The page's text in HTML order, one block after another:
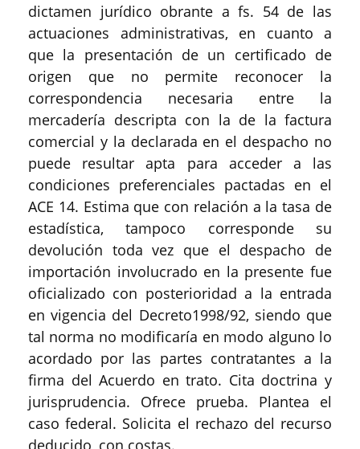
dictamen jurídico obrante a fs. 54 de las
actuaciones administrativas, en cuanto a
que la presentación de un certificado de
origen que no permite reconocer la
correspondencia necesaria entre la
mercadería descripta con la de la factura
comercial y la declarada en el despacho no
puede resultar apta para acceder a las
condiciones preferenciales pactadas en el
ACE 14. Estima que con relación a la tasa de
estadística, tampoco corresponde su
devolución toda vez que el despacho de
importación involucrado en la presente fue
oficializado con posterioridad a la entrada
en vigencia del Decreto1998/92, siendo que
tal norma no modificaría en modo alguno lo
acordado por las partes contratantes a la
firma del Acuerdo en trato. Cita doctrina y
jurisprudencia. Ofrece prueba. Plantea el
caso federal. Solicita el rechazo del recurso
deducido, con costas.